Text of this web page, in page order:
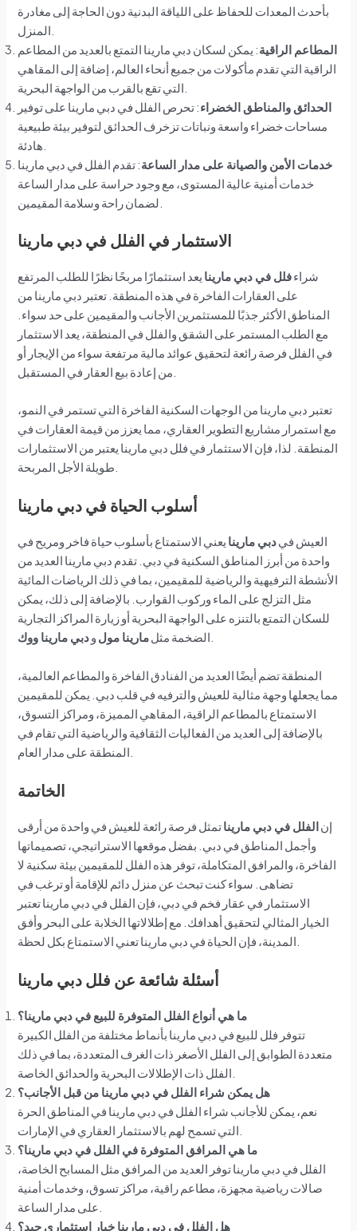
بأحدث المعدات للحفاظ على اللياقة البدنية دون الحاجة إلى مغادرة
المطاعم الراقية: يمكن لسكان دبي مارينا التمتع بالعديد من المطاعم
الراقية التي تقدم مأكولات من جميع أنحاء العالم، إضافة إلى المقاهي
الحدائق والمناطق الخضراء: تحرص الفلل في دبي مارينا على توفير
مساحات خضراء واسعة ونباتات تزخرف الحدائق لتوفير بيئة طبيعية
خدمات الأمن والصيانة على مدار الساعة: تقدم الفلل في دبي مارينا
خدمات أمنية عالية المستوى، مع وجود حراسة على مدار الساعة
الاستثمار في الفلل في دبي مارينا
شراءفلل في دبي مارينا يعد استثمارًا مربحًا نظرًا للطلب المرتفع
على العقارات الفاخرة في هذه المنطقة. تعتبر دبي مارينا من
المناطق الأكثر جذبًا للمستثمرين الأجانب والمقيمين على حد سواء.
مع الطلب المستمر على الشقق والفلل في المنطقة، يعد الاستثمار
في الفلل فرصة رائعة لتحقيق عوائد مالية مرتفعة سواء من الإيجار أو
تعتبر دبي مارينا من الوجهات السكنية الفاخرة التي تستمر في النمو،
مع استمرار مشاريع التطوير العقاري، مما يعزز من قيمة العقارات في
المنطقة. لذا، فإن الاستثمار في فلل دبي مارينا يعتبر من الاستثمارات
أسلوب الحياة في دبي مارينا
العيش فيدبي مارينا يعني الاستمتاع بأسلوب حياة فاخر ومريح في
واحدة من أبرز المناطق السكنية في دبي. تقدم دبي مارينا العديد من
الأنشطة الترفيهية والرياضية للمقيمين، بما في ذلك الرياضات المائية
مثل التزلج على الماء وركوب القوارب. بالإضافة إلى ذلك، يمكن
للسكان التمتع بالتنزه على الواجهة البحرية أو زيارة المراكز التجارية
الضخمة مثلمارينا مول ودبي مارينا ووك
المنطقة تضم أيضًا العديد من الفنادق الفاخرة والمطاعم العالمية،
مما يجعلها وجهة مثالية للعيش والترفيه في قلب دبي. يمكن للمقيمين
الاستمتاع بالمطاعم الراقية، المقاهي المميزة، ومراكز التسوق،
بالإضافة إلى العديد من الفعاليات الثقافية والرياضية التي تقام في
الخاتمة
إنالفلل في دبي ماريناتمثل فرصة رائعة للعيش في واحدة من أرقى
وأجمل المناطق في دبي. بفضل موقعها الاستراتيجي، تصميماتها
الفاخرة، والمرافق المتكاملة، توفر هذه الفلل للمقيمين بيئة سكنية لا
تضاهى. سواء كنت تبحث عن منزل دائم للإقامة أو ترغب في
الاستثمار في عقار فخم في دبي، فإن الفلل في دبي مارينا تعتبر
الخيار المثالي لتحقيق أهدافك. مع إطلالاتها الخلابة على البحر وأفق
أسئلة شائعة عن فلل دبي مارينا
ما هي أنواع الفلل المتوفرة للبيع في دبي مارينا؟
تتوفر فلل للبيع في دبي مارينا بأنماط مختلفة من الفلل الكبيرة
متعددة الطوابق إلى الفلل الأصغر ذات الغرف المتعددة، بما في ذلك
هل يمكن شراء الفلل في دبي مارينا من قبل الأجانب؟
نعم، يمكن للأجانب شراء الفلل في دبي مارينا في المناطق الحرة
ما هي المرافق المتوفرة في الفلل في دبي مارينا؟
الفلل في دبي مارينا توفر العديد من المرافق مثل المسابح الخاصة،
صالات رياضية مجهزة، مطاعم راقية، مراكز تسوق، وخدمات أمنية
هل الفلل في دبي مارينا خيار استثماري جيد؟